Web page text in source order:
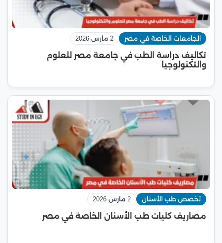
الجامعات الخاصة في مصر 2 مارس 2026
تكاليف دراسة الطب في جامعة مصر للعلوم
والتكنولوجيا
تخصص طب الأسنان 2 مارس 2026
مصاريف كليات طب الأسنان الخاصة في مصر